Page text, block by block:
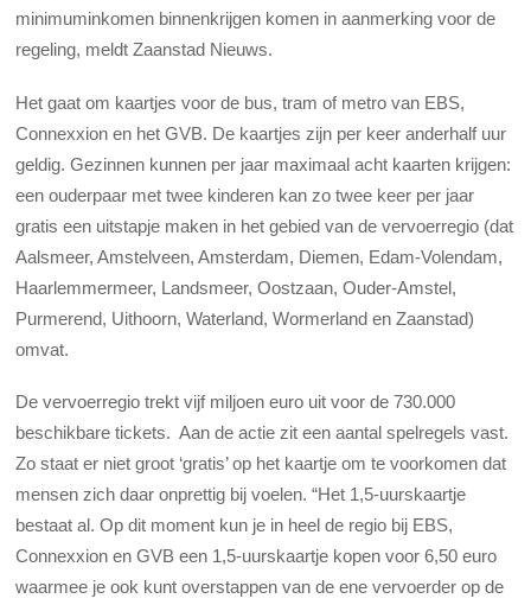
minimuminkomen binnenkrijgen komen in aanmerking voor de
regeling, meldt Zaanstad Nieuws.
Het gaat om kaartjes voor de bus, tram of metro van EBS,
Connexxion en het GVB. De kaartjes zijn per keer anderhalf uur
geldig. Gezinnen kunnen per jaar maximaal acht kaarten krijgen:
een ouderpaar met twee kinderen kan zo twee keer per jaar
gratis een uitstapje maken in het gebied van de vervoerregio (dat
Aalsmeer, Amstelveen, Amsterdam, Diemen, Edam-Volendam,
Haarlemmermeer, Landsmeer, Oostzaan, Ouder-Amstel,
Purmerend, Uithoorn, Waterland, Wormerland en Zaanstad)
omvat.
De vervoerregio trekt vijf miljoen euro uit voor de 730.000
beschikbare tickets. Aan de actie zit een aantal spelregels vast.
Zo staat er niet groot ‘gratis’ op het kaartje om te voorkomen dat
mensen zich daar onprettig bij voelen. “Het 1,5-uurskaartje
bestaat al. Op dit moment kun je in heel de regio bij EBS,
Connexxion en GVB een 1,5-uurskaartje kopen voor 6,50 euro
waarmee je ook kunt overstappen van de ene vervoerder op de